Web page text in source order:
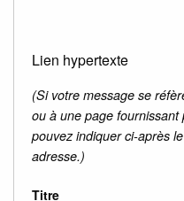
Lien hypertexte
(Si votre message se
ou à une page fournissant
pouvez indiquer ci-après
adresse.)
Titre